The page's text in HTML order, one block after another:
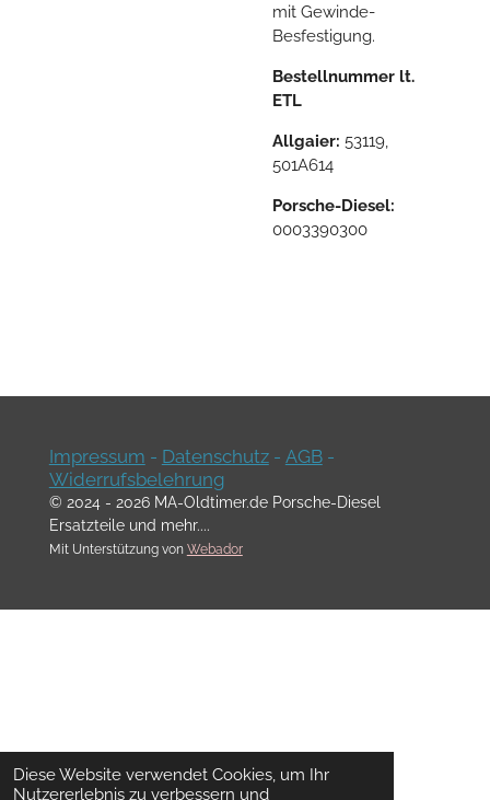
Diese Website verwendet Cookies, um Ihr
Nutzererlebnis zu verbessern und
mit Gewinde-
Besfestigung.
Bestellnummer lt.
ETL
Allgaier: 53119,
501A614
Porsche-Diesel:
0003390300
Impressum - Datenschutz- AGB-
Widerrufsbelehrung
© 2024 - 2026 MA-Oldtimer.de Porsche-Diesel
Ersatzteile und mehr....
Mit Unterstützung von Webador